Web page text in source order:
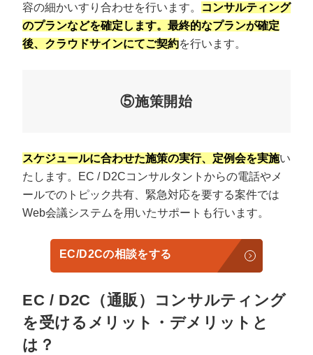
容の細かいすり合わせを行います。
コンサルティング
のプランなどを確定します。最終的なプランが確定
後、クラウドサインにてご契約を行います。
⑤施策開始
スケジュールに合わせた施策の実行、定例会を実施い
たします。EC / D2Cコンサルタントからの電話やメ
ールでのトピック共有、緊急対応を要する案件では
Web会議システムを用いたサポートも行います。
EC/D2Cの相談をする
EC / D2C（通販）コンサルティング
を受けるメリット・デメリットと
は？